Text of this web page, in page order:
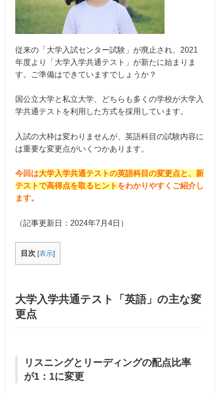
従来の「大学入試センター試験」が廃止され、2021
年度より「大学入学共通テスト」が新たに始まりま
す。ご準備はできていますでしょうか？
国公立大学と私立大学、どちらも多くの学校が大学入
学共通テストを利用した方式を採用しています。
入試の大枠は変わりませんが、英語科目の試験内容に
は重要な変更点がいくつかあります。
今回は大学入学共通テストの英語科目の変更点と、新
テストで高得点を取るヒント をわかりやすくご紹介し
ます。
（記事更新日： 2024年7月4日 ）
目次 [表示]
大学入学共通テスト「英語」の主な変
更点
リスニングとリーディングの配点比率
が1：1に変更